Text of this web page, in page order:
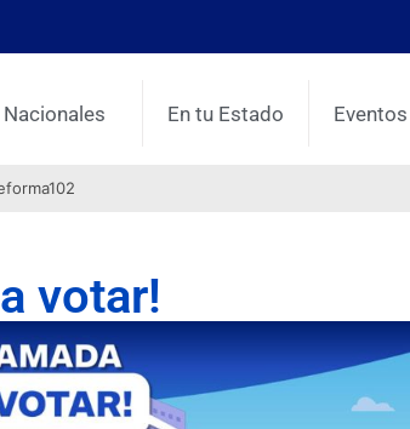
En tu Estado Eventos
votar!